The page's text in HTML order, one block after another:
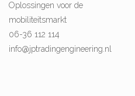
Oplossingen voor de
mobiliteitsmarkt
06-36 112 114
info@jptradingengineering.nl